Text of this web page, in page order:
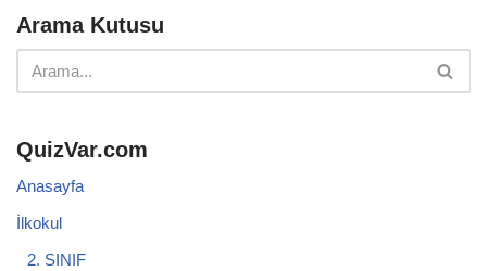
Arama Kutusu
QuizVar.com
Anasayfa
İlkokul
2. SINIF